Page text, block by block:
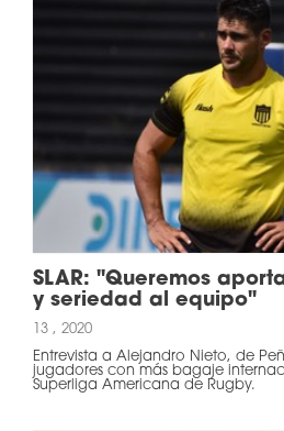
SLAR: "Queremos
y seriedad al equipo"
13 , 2020
Entrevista a Alejandro Nieto, de
jugadores con más bagaje
Superliga Americana de Rugby.